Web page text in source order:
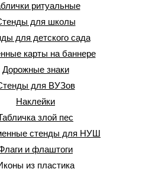
ритуальные
для школы
для детского сада
карты на баннере
Дорожные знаки
для ВУЗов
Наклейки
злой пес
стенды для НУШ
и флаштоги
из пластика